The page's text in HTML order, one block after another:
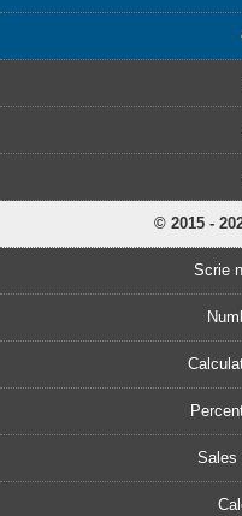
© 2015 -
Scrie
Sales